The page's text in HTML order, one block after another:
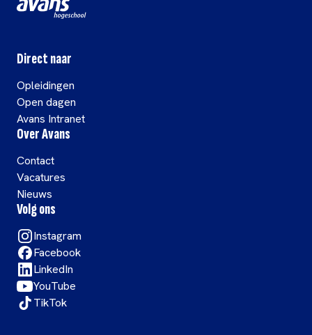
Direct naar
Opleidingen
Open dagen
Avans Intranet
Over Avans
Contact
Vacatures
Nieuws
Volg ons
Instagram
Facebook
LinkedIn
YouTube
TikTok